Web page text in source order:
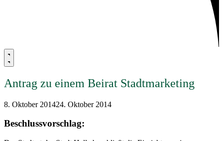
Antrag zu einem Beirat Stadtmarketing
8. Oktober 201424. Oktober 2014
Beschlussvorschlag: